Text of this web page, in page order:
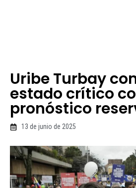
Uribe Turbay
estado crítico
pronóstico
13 de junio de 2025